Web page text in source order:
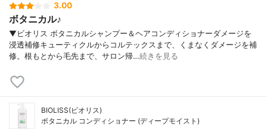
3.00
ボタニカル♪
▼ビオリス ボタニカルシャンプー＆ヘアコンディショナーダメージを
浸透補修キューティクルからコルテックスまで、くまなくダメージを補
修。根もとから毛先まで、サロン帰…続きを見る
BIOLISS(ビオリス)
ボタニカル コンディショナー (ディープモイスト)